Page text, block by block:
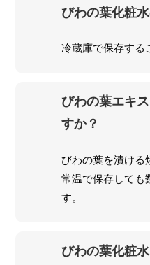
びわの葉化粧
冷蔵庫で保存する
びわの葉エキ
すか？
びわの葉を漬ける
常温で保存しても
す。
びわの葉化粧